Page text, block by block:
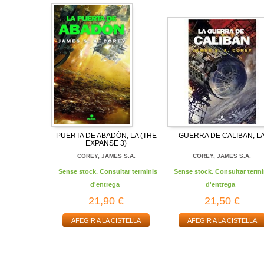
PUERTA DE ABADÓN, LA (THE
EXPANSE 3)
COREY, JAMES S.A.
Sense stock. Consultar terminis
d'entrega
21,90 €
AFEGIR A LA CISTELLA
GUERRA DE CALIBAN,
COREY, JAMES S.A.
Sense stock. Consultar
d'entrega
21,50 €
AFEGIR A LA CISTELLA